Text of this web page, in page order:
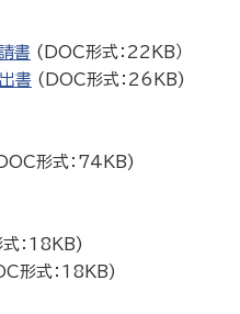
書 (DOC形式：22KB）
書 (DOC形式：26KB)
形式：74KB)
：18KB)
形式：18KB)